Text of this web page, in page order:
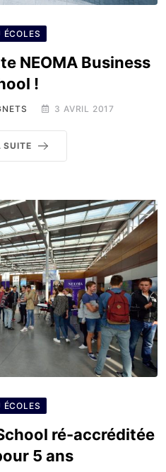
ÉCOLES
NEOMA Business
!
3 AVRIL 2017
SUITE
ÉCOLES
ré-accréditée
5 ans